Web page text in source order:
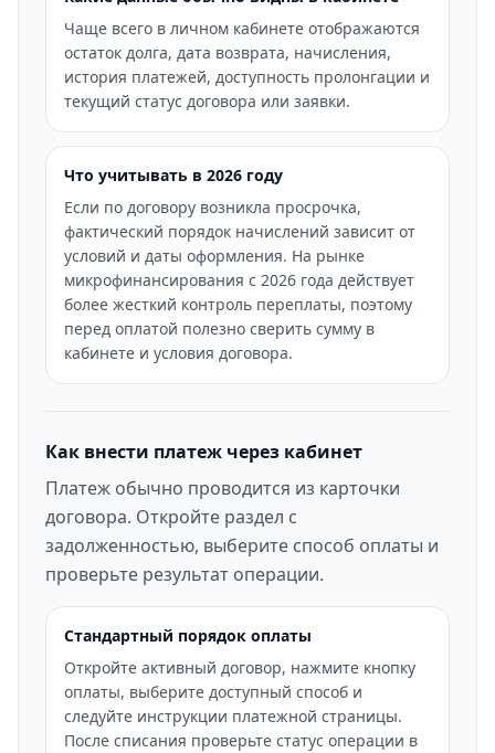
Чаще всего в личном кабинете отображаются
остаток долга, дата возврата, начисления,
история платежей, доступность пролонгации и
текущий статус договора или заявки.
Что учитывать в 2026 году
Если по договору возникла просрочка,
фактический порядок начислений зависит от
условий и даты оформления. На рынке
микрофинансирования с 2026 года действует
более жесткий контроль переплаты, поэтому
перед оплатой полезно сверить сумму в
кабинете и условия договора.
Как внести платеж через кабинет
Платеж обычно проводится из карточки
договора. Откройте раздел с
задолженностью, выберите способ оплаты и
проверьте результат операции.
Стандартный порядок оплаты
Откройте активный договор, нажмите кнопку
оплаты, выберите доступный способ и
следуйте инструкции платежной страницы.
После списания проверьте статус операции в